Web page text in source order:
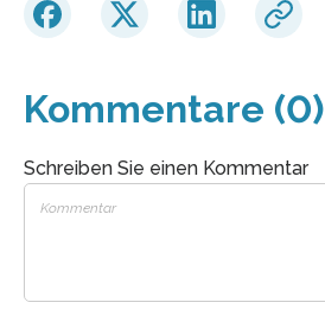
Kommentare (0)
Schreiben Sie einen Kommentar